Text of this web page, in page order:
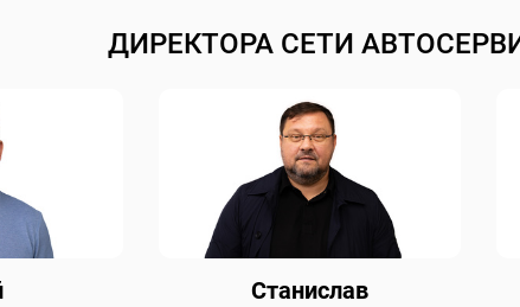
ДИРЕКТОРА СЕТИ
Станислав